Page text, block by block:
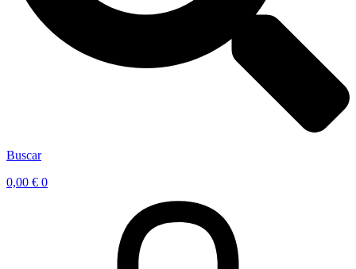
Buscar
0,00 € 0